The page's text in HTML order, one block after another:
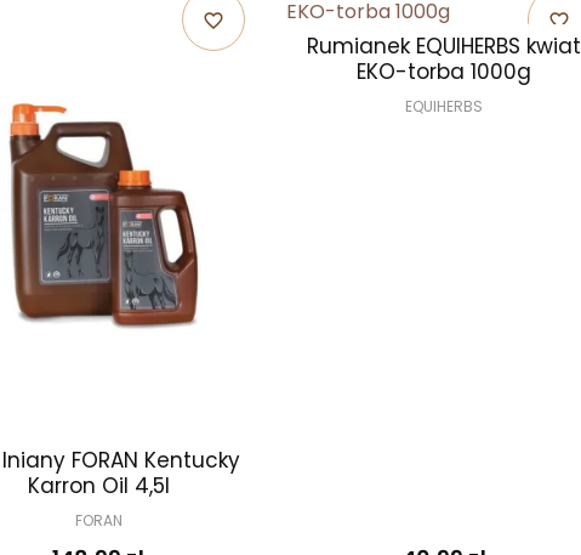
favorite_border
FORAN Kentucky
Karron Oil 4,5l
FORAN
favorite_border
Rumianek EQUIHERBS kwiat
EKO-torba 1000g
EQUIHERBS